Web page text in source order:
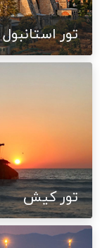
تور استانبول
تور کیش